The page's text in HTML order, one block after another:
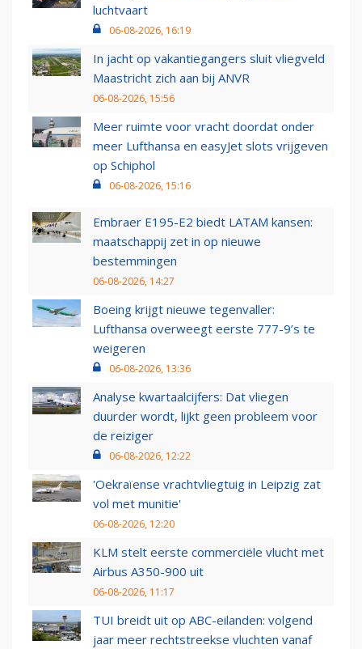
luchtvaart
06-08-2026, 16:19
In jacht op vakantiegangers sluit vliegveld
Maastricht zich aan bij ANVR
06-08-2026, 15:56
Meer ruimte voor vracht doordat onder
meer Lufthansa en easyJet slots vrijgeven
op Schiphol
06-08-2026, 15:16
Embraer E195-E2 biedt LATAM kansen:
maatschappij zet in op nieuwe
bestemmingen
06-08-2026, 14:27
Boeing krijgt nieuwe tegenvaller:
Lufthansa overweegt eerste 777-9’s te
weigeren
06-08-2026, 13:36
Analyse kwartaalcijfers: Dat vliegen
duurder wordt, lijkt geen probleem voor
de reiziger
06-08-2026, 12:22
'Oekraïense vrachtvliegtuig in Leipzig zat
vol met munitie'
06-08-2026, 12:20
KLM stelt eerste commerciële vlucht met
Airbus A350-900 uit
06-08-2026, 11:17
TUI breidt uit op ABC-eilanden: volgend
jaar meer rechtstreekse vluchten vanaf